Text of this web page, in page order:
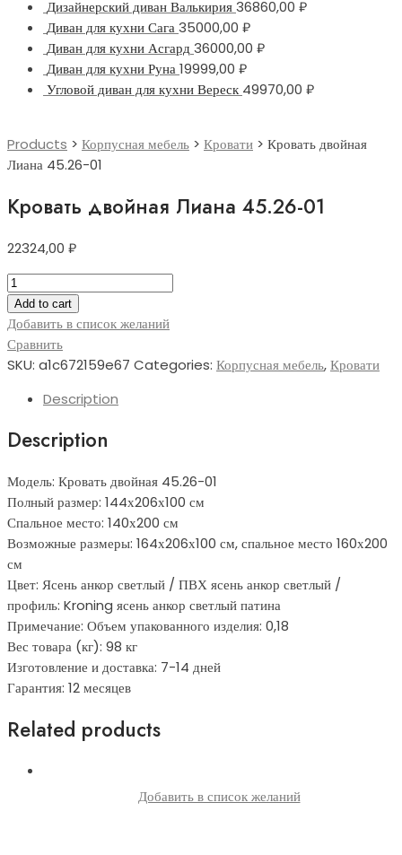
Дизайнерский диван Валькирия36860,00 ₽
Диван для кухни Сага35000,00 ₽
Диван для кухни Асгард36000,00 ₽
Диван для кухни Руна19999,00 ₽
Угловой диван для кухни Вереск 49970,00 ₽
Products > Корпусная мебель > Кровати > Кровать двойная
Лиана 45.26-01
Кровать двойная Лиана 45.26-01
22324,00 ₽
Кровать
двойная
Лиана
45.26-
01
Add to cart
Добавить в список желаний
Сравнить
SKU: a1c672159e67 Categories: Корпусная мебель,Кровати
Description
Description
Модель: Кровать двойная 45.26-01
Полный размер: 144х206х100 см
Спальное место: 140х200 см
Возможные размеры: 164х206х100 см, спальное место 160х200
см
Цвет: Ясень анкор светлый / ПВХ ясень анкор светлый /
профиль: Kroning ясень анкор светлый патина
Примечание: Объем упакованного изделия: 0,18
Вес товара (кг): 98 кг
Изготовление и доставка: 7-14 дней
Гарантия: 12 месяцев
Related products
Добавить в список желаний